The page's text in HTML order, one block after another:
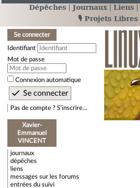
Dépêches Journaux Liens
🎙️ Projets Libres
Se connecter
Identifiant
Mot de passe
Connexion automatique
Pas de compte ? S’inscrire…
Xavier-
Emmanuel
VINCENT
journaux
dépêches
liens
messages sur les forums
entrées du suivi